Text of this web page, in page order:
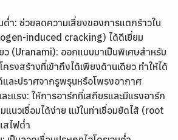
นต่ำ: ช่วยลดความเสี่ยงของการแตกร้าวใน
induced cracking) ได้ดีเยี่ยม
ว (Uranami): ออกแบบมาเป็นพิเศษสำหรับ
ครงสร้างที่เข้าถึงได้เพียงด้านเดียว ทำให้ได้
และปราศจากรูพรุนหรือโพรงอากาศ
ะแรง: ให้การอาร์กที่เสถียรและมีแรงอาร์ก
แนวเชื่อมได้ง่าย แม้ในท่าเชื่อมยัดไส้ (root
สไฟต่ำ